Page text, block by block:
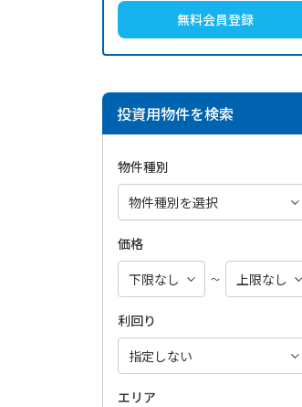
無料会員登録
投資用物件を検索
物件種別
価格
～
利回り
エリア